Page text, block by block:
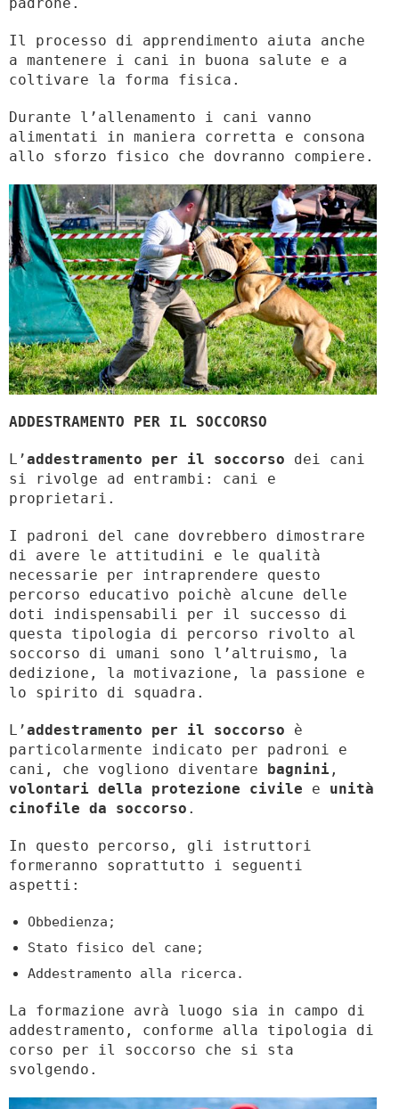
padrone.
Il processo di apprendimento aiuta anche
a mantenere i cani in buona salute e a
coltivare la forma fisica.
Durante l’allenamento i cani vanno
alimentati in maniera corretta e consona
allo sforzo fisico che dovranno compiere.
ADDESTRAMENTO PER IL SOCCORSO
L’addestramento per il soccorso dei cani
si rivolge ad entrambi: cani e
proprietari.
I padroni del cane dovrebbero dimostrare
di avere le attitudini e le qualità
necessarie per intraprendere questo
percorso educativo poichè alcune delle
doti indispensabili per il successo di
questa tipologia di percorso rivolto al
soccorso di umani sono l’altruismo, la
dedizione, la motivazione, la passione e
lo spirito di squadra.
L’addestramento per il soccorso è
particolarmente indicato per padroni e
cani, che vogliono diventare
bagnini ,
volontari della protezione civile e unità
cinofile da soccorso .
In questo percorso, gli istruttori
formeranno soprattutto i seguenti
aspetti:
Obbedienza;
Stato fisico del cane;
Addestramento alla ricerca.
La formazione avrà luogo sia in campo di
addestramento, conforme alla tipologia di
corso per il soccorso che si sta
svolgendo.